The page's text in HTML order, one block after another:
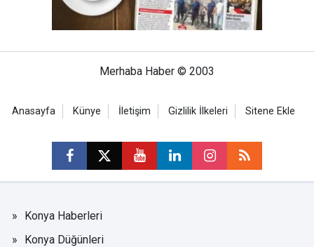
Merhaba Haber © 2003
Anasayfa Künye İletişim Gizlilik İlkeleri Sitene Ekle
Konya Haberleri
Konya Düğünleri